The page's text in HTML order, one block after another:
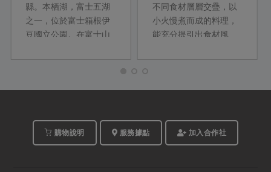
縣。本栖湖，富士五湖
之一，位於富士箱根伊
豆國立公園。在富士山
季清朗的日子裡，他們
化、季節旬味收納進餐
文化底蘊的內涵，並將
料理提升到待人接物的
不同食材層層交疊，以
小火慢煮而成的料理，
能充分提引出食材風
念，變化出一道道清
菜、湯麵等料理，吃了
購物說明 服務據點 加入合作社